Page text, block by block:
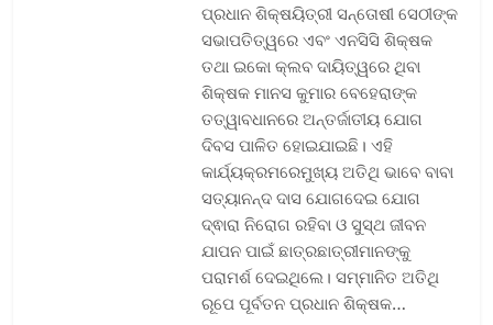
ପ୍ରଧାନ ଶିକ୍ଷୟିତ୍ରୀ ସନ୍ତୋଷୀ ସେଠୀଙ୍କ
ସଭାପତିତ୍ୱରେ ଏବଂ ଏନସିସି ଶିକ୍ଷକ
ତଥା ଇକୋ କ୍ଲବ ଦାୟିତ୍ୱରେ ଥିବା
ଶିକ୍ଷକ ମାନସ କୁମାର ବେହେରାଙ୍କ
ତତ୍ୱାବଧାନରେ ଅନ୍ତର୍ଜାତୀୟ ଯୋଗ
ଦିବସ ପାଳିତ ହୋଇଯାଇଛି। ଏହି
କାର୍ଯ୍ୟକ୍ରମରେମୁଖ୍ୟ ଅତିଥି ଭାବେ ବାବା
ସତ୍ୟାନନ୍ଦ ଦାସ ଯୋଗଦେଇ ଯୋଗ
ଦ୍ଵାରା ନିରୋଗ ରହିବା ଓ ସୁସ୍ଥ ଜୀବନ
ଯାପନ ପାଇଁ ଛାତ୍ରଛାତ୍ରୀମାନଙ୍କୁ
ପରାମର୍ଶ ଦେଇଥିଲେ। ସମ୍ମାନିତ ଅତିଥି
ରୂପେ ପୂର୍ବତନ ପ୍ରଧାନ ଶିକ୍ଷକ…